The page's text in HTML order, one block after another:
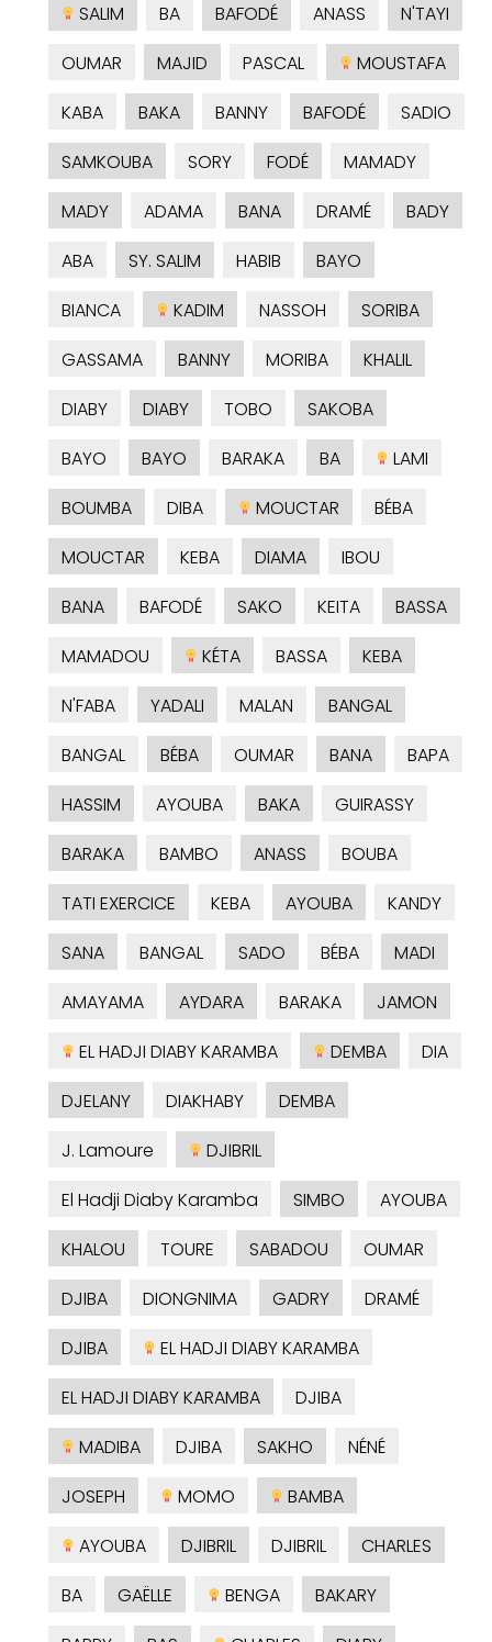
SALIM
BA BAFODÉ ANASS
N'TAYI
OUMAR
MAJID PASCAL
MOUSTAFA
KABA
BAKA BANNY BAFODÉ
SADIO
SAMKOUBA
SORY FODÉ
MAMADY
MADY
ADAMA BANA DRAMÉ
BADY
ABA
SY. SALIM HABIB
BAYO
BIANCA
KADIM NASSOH
SORIBA
GASSAMA
BANNY MORIBA
KHALIL
DIABY
DIABY TOBO
SAKOBA
BAYO
BAYO BARAKA BA
LAMI
BOUMBA
DIBA MOUCTAR
BÉBA
MOUCTAR
KEBA DIAMA
IBOU
BANA
BAFODÉ SAKO KEITA
BASSA
MAMADOU
KÉTA BASSA
KEBA
N'FABA
YADALI MALAN
BANGAL
BANGAL
BÉBA OUMAR BANA
BAPA
HASSIM
AYOUBA BAKA
GUIRASSY
BARAKA
BAMBO ANASS
BOUBA
TATI EXERCICE
KEBA AYOUBA
KANDY
SANA
BANGAL SADO BÉBA
MADI
AMAYAMA
AYDARA BARAKA
JAMON
EL HADJI DIABY KARAMBA
DEMBA
DIA
DJELANY
DIAKHABY
DEMBA
J. Lamoure
DJIBRIL
El Hadji Diaby Karamba
SIMBO
AYOUBA
KHALOU
TOURE SABADOU
OUMAR
DJIBA
DIONGNIMA GADRY
DRAMÉ
DJIBA
EL HADJI DIABY KARAMBA
EL HADJI DIABY KARAMBA
DJIBA
MADIBA
DJIBA SAKHO
NÉNÉ
JOSEPH
MOMO
BAMBA
AYOUBA
DJIBRIL DJIBRIL
CHARLES
BA
GAËLLE BENGA
BAKARY